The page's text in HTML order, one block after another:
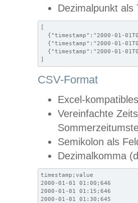
Dezimalpunkt als
[
{"timestamp":"2000-01-
{"timestamp":"2000-01-
{"timestamp":"2000-01-
]
CSV-Format
Excel-
Vereinfachte
Semikolon als
Dezimalkomma
timestamp;value
2000-01-01 01:00;646
2000-01-01 01:15;646
2000-01-01 01:30;645